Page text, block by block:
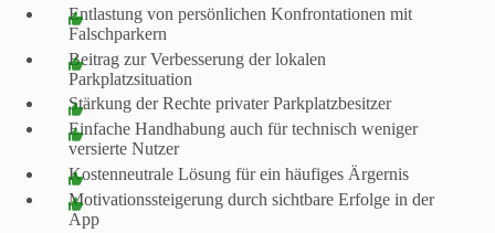
Entlastung von persönlichen Konfrontationen mit
Falschparkern
Beitrag zur Verbesserung der lokalen
Parkplatzsituation
Stärkung der Rechte privater Parkplatzbesitzer
Einfache Handhabung auch für technisch weniger
versierte Nutzer
Kostenneutrale Lösung für ein häufiges Ärgernis
Motivationssteigerung durch sichtbare Erfolge in der
App